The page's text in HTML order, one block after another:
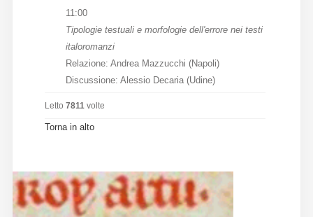
11:00
Tipologie testuali e morfologie dell'errore nei testi
italoromanzi
Relazione: Andrea Mazzucchi (Napoli)
Discussione: Alessio Decaria (Udine)
Letto 7811 volte
Torna in alto